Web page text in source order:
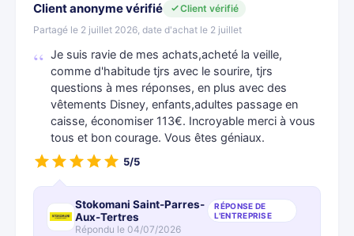
Client anonyme vérifié
Client vérifié
Partagé le 2 juillet 2026, date d'achat le 2 juillet
Je suis ravie de mes achats,acheté la veille,
comme d'habitude tjrs avec le sourire, tjrs
questions à mes réponses, en plus avec des
vêtements Disney, enfants,adultes passage en
caisse, économiser 113€. Incroyable merci à vous
tous et bon courage. Vous êtes géniaux.
5/5
Stokomani Saint-Parres-
Aux-Tertres
RÉPONSE DE
L'ENTREPRISE
Répondu le 04/07/2026